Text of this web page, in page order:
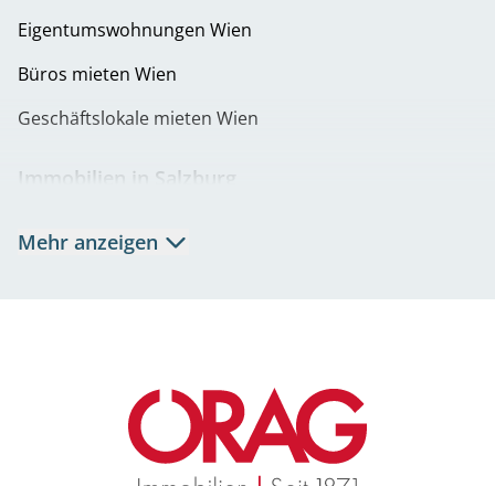
Eigentumswohnungen Wien
Büros mieten Wien
Geschäftslokale mieten Wien
Immobilien in Salzburg
Immobilien in Graz
Mietwohnungen Graz
Mehr anzeigen